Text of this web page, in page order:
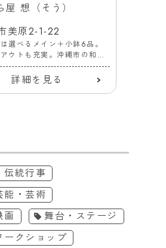
屋 想（そう）
美原2-1-22
選べるメイン＋小鉢6品。
ウトも充実。沖縄市の和食
さら屋 想」
詳細を見る
伝統行事
能・芸術
画
舞台・ステージ
ークショップ